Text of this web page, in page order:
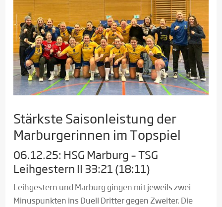
Stärkste Saisonleistung der
Marburgerinnen im Topspiel
06.12.25: HSG Marburg – TSG
Leihgestern II 33:21 (18:11)
Leihgestern und Marburg gingen mit jeweils zwei
Minuspunkten ins Duell Dritter gegen Zweiter. Die